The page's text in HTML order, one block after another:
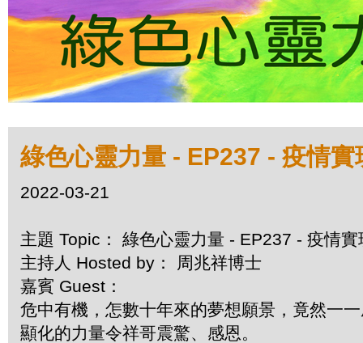
綠色心靈力量 - EP237 - 疫情實
2022-03-21
主題 Topic： 綠色心靈力量 - EP237 - 疫情
主持人 Hosted by： 周兆祥博士
嘉賓 Guest：
危中有機，怎數十年來的夢想願景，竟然一
顯化的力量令祥哥震驚、感恩。